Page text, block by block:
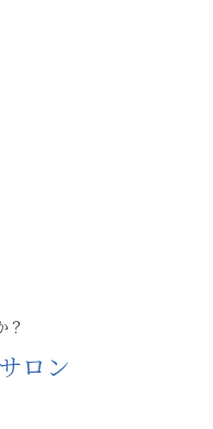
？
ロン